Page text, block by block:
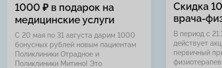
1000 ₽ в подарок на
медицинские услуги
С 20 мая по 31 августа дарим 1000
бонусных рублей новым пациентам
Поликлиники Отрадное и
Поликлиники Митино! Это
Скидка
врача-
В период с
действует
первичный